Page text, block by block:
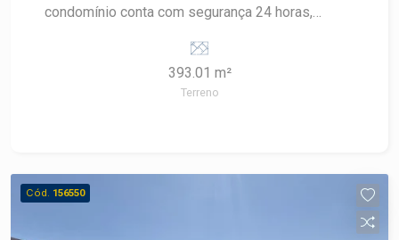
condomínio conta com segurança 24 horas,
você e sua família. - Área verde ao redor, ideal
para quem aprecia a natureza e busca um
ambiente calmo e agradável. - Proximidade com
393.01 m²
Terreno
Cód. 156550